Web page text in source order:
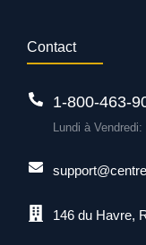
Contact
1-800-463-
Lundi à
146 du Havre,